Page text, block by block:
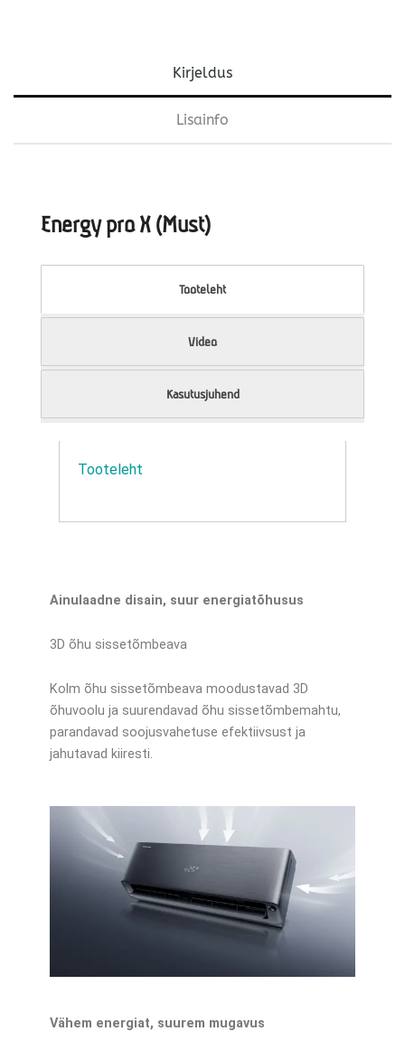
Kirjeldus
Lisainfo
Energy pro X (Must)
Tooteleht
Video
Kasutusjuhend
Tooteleht
Ainulaadne disain, suur energiatõhusus
3D õhu sissetõmbeava
Kolm õhu sissetõmbeava moodustavad 3D
õhuvoolu ja suurendavad õhu sissetõmbemahtu,
parandavad soojusvahetuse efektiivsust ja
jahutavad kiiresti.
Vähem energiat, suurem mugavus